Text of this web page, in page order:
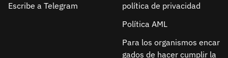
Escribe a Telegram
política de privacidad
Política AML
Para los organismos encar
gados de hacer cumplir la